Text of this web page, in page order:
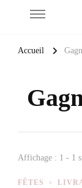
Accueil
Affichage : 1 - 1
FÊTES